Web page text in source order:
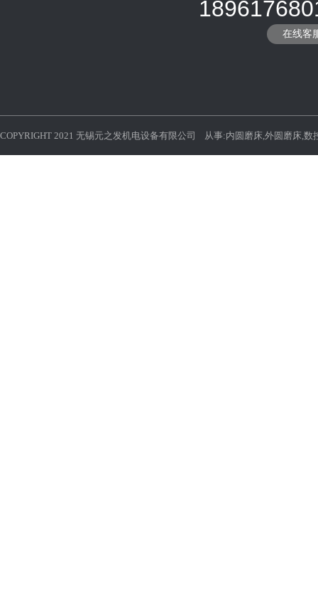
在线客
COPYRIGHT 2021 无锡元之发机电设备有限公司 从事:内圆磨床,外圆磨床,数